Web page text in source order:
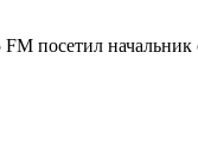
посетил